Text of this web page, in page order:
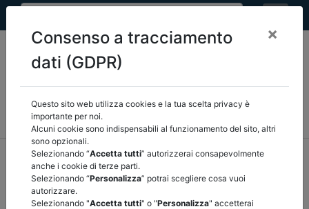
MEF FINANZA LOCALE/OSSERVATORIO
NORMATIVA
CORTE DEI CONTI E GIURISPRUDENZA
home documenti pubblici altri/torna indietro
DOCUMENTI PUBBLICI
Consenso a tracciamento
dati (GDPR)
×
Questo sito web utilizza cookies e la tua scelta privacy è
importante per noi.
Alcuni cookie sono indispensabili al funzionamento del sito, altri
sono opzionali.
Selezionando “Accetta tutti” autorizzerai consapevolmente
anche i cookie di terze parti.
Selezionando “Personalizza” potrai scegliere cosa vuoi
autorizzare.
Selezionando "Accetta tutti" o "Personalizza" accetterai